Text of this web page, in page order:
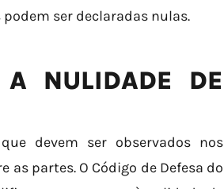
ser declaradas nulas.
A NULIDADE DE
devem ser observados nos
partes. O Código de Defesa do